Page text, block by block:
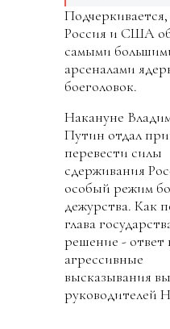
Подчеркивается,
Россия и США
самыми
арсеналами
боеголовок.
Накануне
Путин отдал
перевести силы
сдерживания
особый режим
дежурства. Как
глава
решение - ответ
агрессивные
высказывания
руководителей